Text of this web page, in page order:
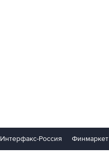
Интерфакс-Россия Финмаркет